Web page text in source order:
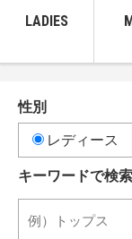
LADIES
性別
レディース
キーワードで検索